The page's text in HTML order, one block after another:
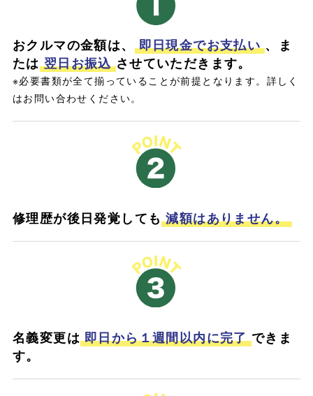
おクルマの金額は、 即日現金でお支払い 、ま
たは 翌日お振込 させていただきます。
※必要書類が全て揃っていることが前提となります。詳しく
はお問い合わせください。
修理歴が後日発覚しても 減額はありません。
名義変更は 即日から１週間以内に完了 できま
す。